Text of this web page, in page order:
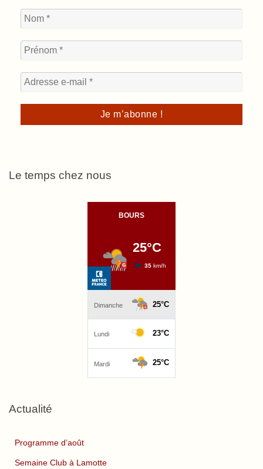
Le temps chez nous
Actualité
Programme d’août
Semaine Club à Lamotte